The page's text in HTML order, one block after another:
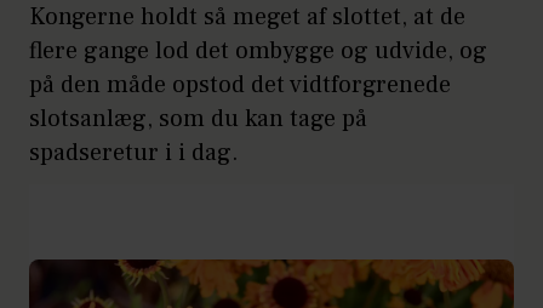
Kongerne holdt så meget af slottet, at de
flere gange lod det ombygge og udvide, og
på den måde opstod det vidtforgrenede
slotsanlæg, som du kan tage på
spadseretur i i dag.